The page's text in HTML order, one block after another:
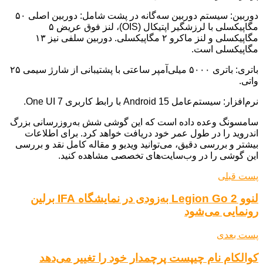
دوربین: سیستم دوربین سه‌گانه در پشت شامل: دوربین اصلی ۵۰
مگاپیکسلی با لرزشگیر اپتیکال (OIS)، لنز فوق عریض ۵
مگاپیکسلی و لنز ماکرو ۲ مگاپیکسلی. دوربین سلفی نیز ۱۳
مگاپیکسلی است.
باتری: باتری ۵۰۰۰ میلی‌آمپر ساعتی با پشتیبانی از شارژ سیمی ۲۵
واتی.
نرم‌افزار: سیستم‌عامل Android 15 با رابط کاربری One UI 7.
سامسونگ وعده داده است که این گوشی شش به‌روزرسانی بزرگ
اندروید را در طول عمر خود دریافت خواهد کرد. برای اطلاعات
بیشتر و بررسی دقیق، می‌توانید ویدیو و مقاله کامل نقد و بررسی
این گوشی را در وب‌سایت‌های تخصصی مشاهده کنید.
پست قبلی
لنوو Legion Go 2 به‌زودی در نمایشگاه IFA برلین
رونمایی می‌شود
پست بعدی
کوالکام نام چیپست پرچمدار خود را تغییر می‌دهد